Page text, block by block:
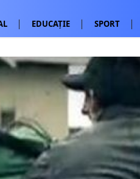
EDUCAȚIE SPORT